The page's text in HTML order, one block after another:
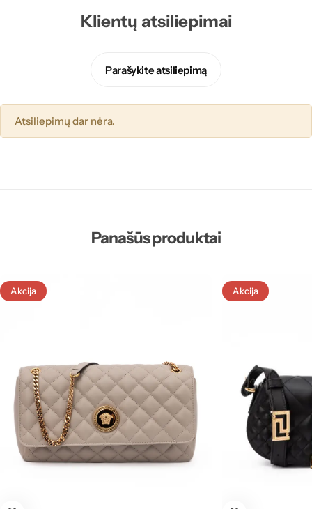
Klientų atsiliepimai
Parašykite atsiliepimą
Atsiliepimų dar nėra.
Panašūs produktai
Akcija Akcija